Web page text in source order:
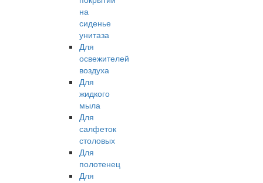
на
сиденье
унитаза
Для
освежителей
воздуха
Для
жидкого
мыла
Для
салфеток
столовых
Для
полотенец
Для